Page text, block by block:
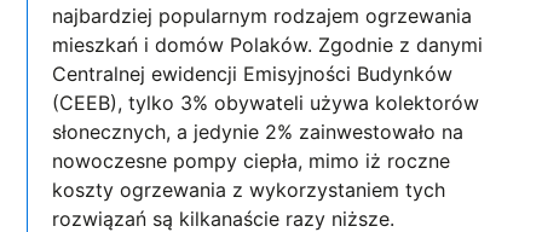
najbardziej popularnym rodzajem ogrzewania
mieszkań i domów Polaków. Zgodnie z danymi
Centralnej ewidencji Emisyjności Budynków
(CEEB), tylko 3% obywateli używa kolektorów
słonecznych, a jedynie 2% zainwestowało na
nowoczesne pompy ciepła, mimo iż roczne
koszty ogrzewania z wykorzystaniem tych
rozwiązań są kilkanaście razy niższe.